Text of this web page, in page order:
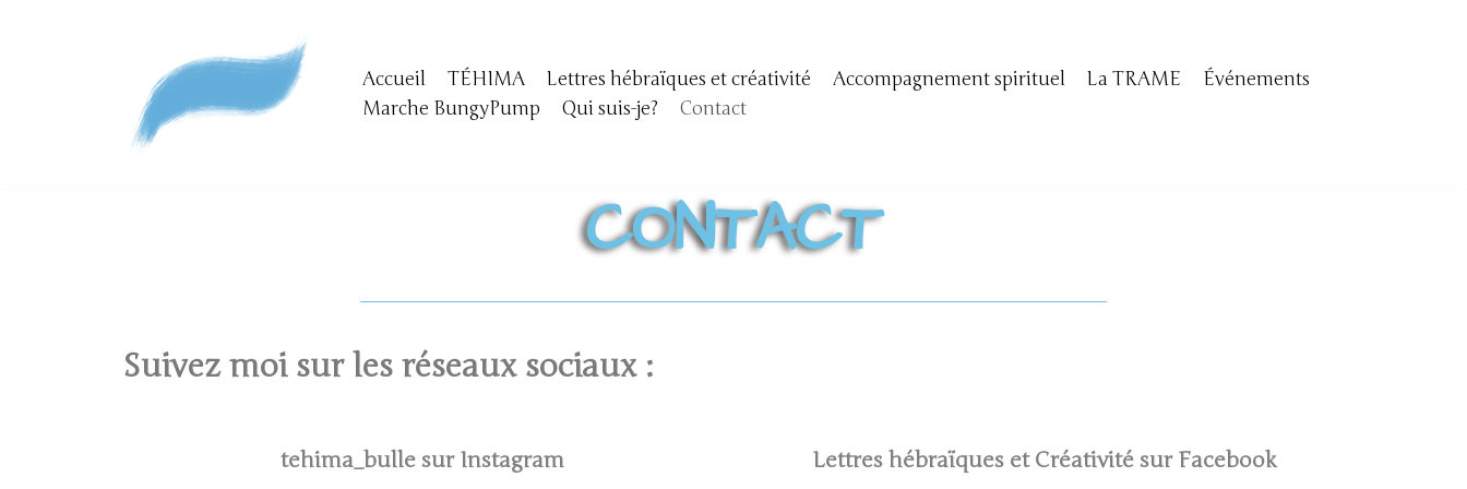
Accueil TÉHIMA Lettres hébraïques et créativité Accompagnement spirituel La TRAME
Événements
Marche BungyPump
Qui suis-je? Contact
CONTACT
Suivez moi sur les réseaux sociaux :
tehima_bulle sur Instagram Lettres hébraïques et Créativité sur Facebook